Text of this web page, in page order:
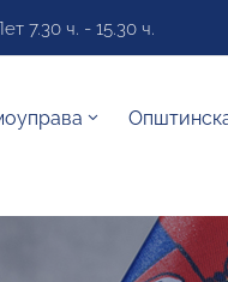
7.30 ч. - 15.30 ч.